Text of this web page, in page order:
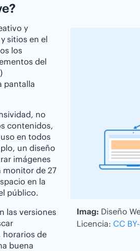
Imag: Diseño
Licencia: CC
y
sitios en el
los
del
pantalla
no
contenidos,
en todos
un diseño
imágenes
monitor de 27
en la
público.
las versiones
de
buena